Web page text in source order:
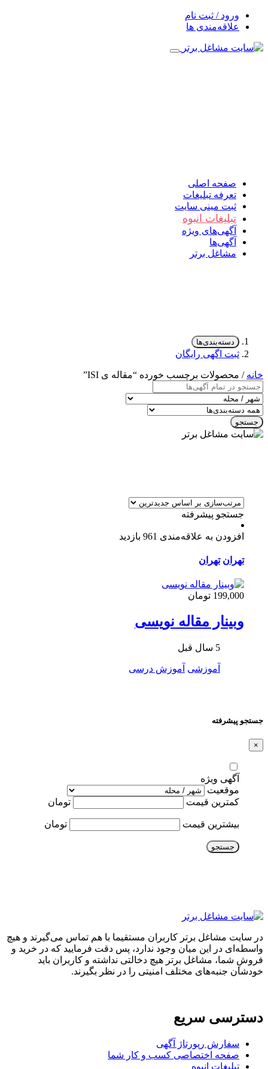
ورود / ثبت نام
علاقه‌مندی ها
صفحه اصلی
تعرفه تبلیغات
ثبت مینی سایت
تبلیغات انبوه
آگهی‌های ویژه
آگهی‌ها
مشاغل برتر
دسته‌بندی‌ها
ثبت اگهی رایگان
خانه / محصولات برچسب خورده “مقاله ی ISI”
جستجو
جستجو پیشرفته
افزودن به علاقه‌مندی 961 بازدید
تهران تهران
199,000 تومان
وبینار مقاله نویسی
5 سال قبل
آموزشی آموزش درسی
جستجو پیشرفته
×
آگهی ویژه
موقعیت
کمترین قیمت
تومان
بیشترین قیمت تومان
جستجو
در سایت مشاغل برتر کاربران مستقیما با هم تماس می‌گیرند و هیچ
واسطه‌ای در این میان وجود ندارد، پس دقت فرمایید که در خرید و
فروشِ شما، مشاغل برتر هیچ دخالتی نداشته و کاربران باید
خودشان جنبه‌های مختلف امنیتی را در نظر بگیرند.
دسترسی سریع
سفارش رپورتاژ آگهی
صفحه اختصاصی کسب و کار شما
تبلیغات انبوه